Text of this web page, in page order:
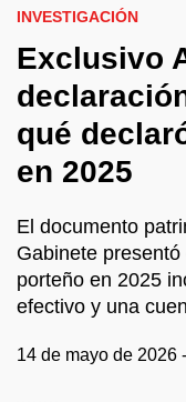
INVESTIGACIÓN
Exclusivo
qué
en 2025
El documento
Gabinete
porteño en 2025
efectivo y una
14 de mayo de 2026